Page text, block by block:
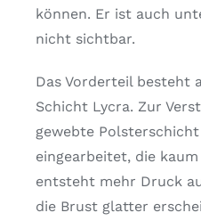
können. Er ist auch
nicht sichtbar.
Das Vorderteil besteht
Schicht Lycra. Zur
gewebte
eingearbeitet, die
entsteht mehr Druck
die Brust glatter